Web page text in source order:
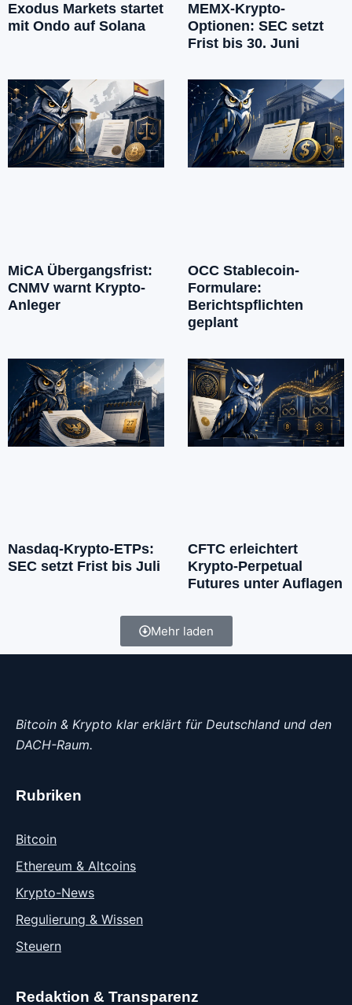
Exodus Markets startet
mit Ondo auf Solana
MEMX-Krypto-
Optionen: SEC setzt
Frist bis 30. Juni
MiCA Übergangsfrist:
CNMV warnt Krypto-
Anleger
OCC Stablecoin-
Formulare:
Berichtspflichten
geplant
Nasdaq-Krypto-ETPs:
SEC setzt Frist bis Juli
CFTC erleichtert
Krypto-Perpetual
Futures unter Auflagen
Mehr laden
Bitcoin & Krypto klar erklärt für Deutschland und den
DACH-Raum.
Rubriken
Bitcoin
Ethereum & Altcoins
Krypto-News
Regulierung & Wissen
Steuern
Redaktion & Transparenz